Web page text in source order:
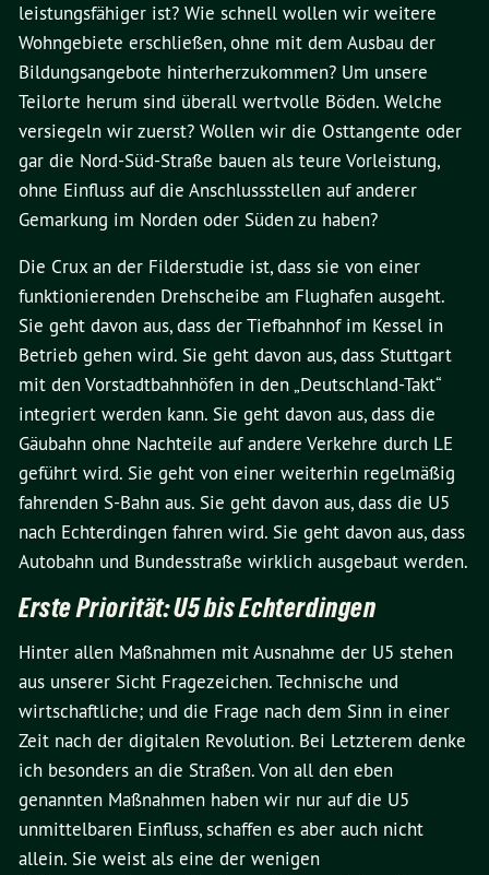
leistungsfähiger ist? Wie schnell wollen wir weitere
Wohngebiete erschließen, ohne mit dem Ausbau der
Bildungsangebote hinterherzukommen? Um unsere
Teilorte herum sind überall wertvolle Böden. Welche
versiegeln wir zuerst? Wollen wir die Osttangente oder
gar die Nord-Süd-Straße bauen als teure Vorleistung,
ohne Einfluss auf die Anschlussstellen auf anderer
Gemarkung im Norden oder Süden zu haben?
Die Crux an der Filderstudie ist, dass sie von einer
funktionierenden Drehscheibe am Flughafen ausgeht.
Sie geht davon aus, dass der Tiefbahnhof im Kessel in
Betrieb gehen wird. Sie geht davon aus, dass Stuttgart
mit den Vorstadtbahnhöfen in den „Deutschland-Takt“
integriert werden kann. Sie geht davon aus, dass die
Gäubahn ohne Nachteile auf andere Verkehre durch LE
geführt wird. Sie geht von einer weiterhin regelmäßig
fahrenden S-Bahn aus. Sie geht davon aus, dass die U5
nach Echterdingen fahren wird. Sie geht davon aus, dass
Autobahn und Bundesstraße wirklich ausgebaut werden.
Erste Priorität: U5 bis Echterdingen
Hinter allen Maßnahmen mit Ausnahme der U5 stehen
aus unserer Sicht Fragezeichen. Technische und
wirtschaftliche; und die Frage nach dem Sinn in einer
Zeit nach der digitalen Revolution. Bei Letzterem denke
ich besonders an die Straßen. Von all den eben
genannten Maßnahmen haben wir nur auf die U5
unmittelbaren Einfluss, schaffen es aber auch nicht
allein. Sie weist als eine der wenigen